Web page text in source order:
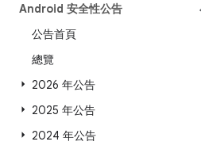
Android 安全性公告
公告首頁
總覽
2026 年公告
2025 年公告
2024 年公告